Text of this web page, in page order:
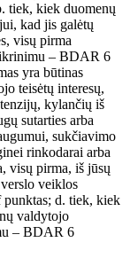
tiek, kiek duomenų
kad jis galėtų
visų pirma
– BDAR 6
yra būtinas
teisėtų interesų,
kylančių iš
sutarties arba
sukčiavimo
rinkodarai arba
visų pirma, iš jūsų
veiklos
d. tiek, kiek
valdytojo
– BDAR 6